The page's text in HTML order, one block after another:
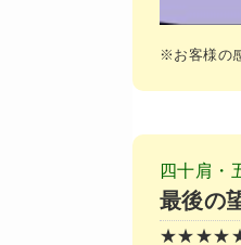
※お客様の
四十肩・
最後の